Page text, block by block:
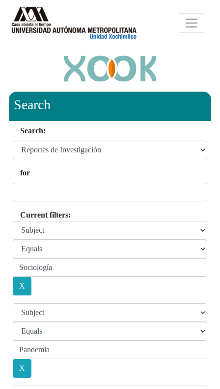
Search
Search:
for
Current filters: